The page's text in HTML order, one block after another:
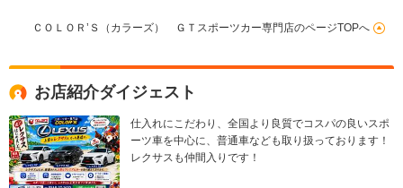
ＣＯＬＯＲ’Ｓ（カラーズ） ＧＴスポーツカー専門店のページTOPへ
お店紹介ダイジェスト
仕入れにこだわり、全国より良質でコスパの良いスポ
ーツ車を中心に、普通車なども取り扱っております！
レクサスも仲間入りです！